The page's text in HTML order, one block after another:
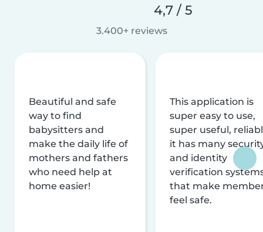
4,7 / 5
3.400+ reviews
Beautiful and safe
way to find
babysitters and
make the daily life of
mothers and fathers
who need help at
home easier!
This application is
super easy to use,
super useful,
it has many
and identity
verification
that make
feel safe.